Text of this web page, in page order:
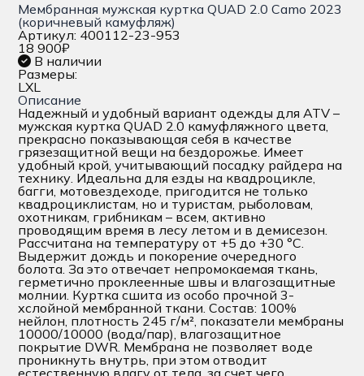
Мембранная мужская куртка QUAD 2.0 Camo 2023
(коричневый камуфляж)
Артикул: 400112-23-953
18 900₽
В наличии
Размеры:
LXL
Описание
Надежный и удобный вариант одежды для ATV –
мужская куртка QUAD 2.0 камуфляжного цвета,
прекрасно показывающая себя в качестве
грязезащитной вещи на бездорожье. Имеет
удобный крой, учитывающий посадку райдера на
технику. Идеальна для езды на квадроцикле,
багги, мотовездеходе, пригодится не только
квадроциклистам, но и туристам, рыболовам,
охотникам, грибникам – всем, активно
проводящим время в лесу летом и в демисезон.
Рассчитана на температуру от +5 до +30 °С.
Выдержит дождь и покорение очередного
болота. За это отвечает непромокаемая ткань,
герметично проклеенные швы и влагозащитные
молнии. Куртка сшита из особо прочной 3-
хслойной мембранной ткани. Состав: 100%
нейлон, плотность 245 г/м², показатели мембраны
10000/10000 (вода/пар), влагозащитное
покрытие DWR. Мембрана не позволяет воде
проникнуть внутрь, при этом отводит
естественную влагу от тела, за счет чего